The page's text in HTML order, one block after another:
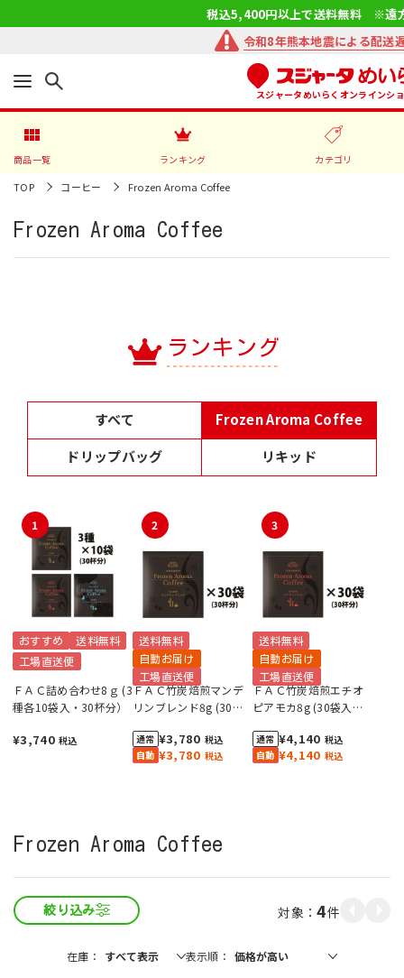
税込5,400円以上で送料無料 ※遠
令和8年熊本地震による配送
スジャータめいらくオンラインシ
商品一覧 ランキング カテゴリ
TOP コーヒー Frozen Aroma Coffee
Frozen Aroma Coffee
ランキング
すべて
Frozen Aroma Coffee
ドリップバッグ
リキッド
1
おすすめ
送料無料
工場直送便
ＦＡＣ詰め合わせ8ｇ (3
種各10袋入・30杯分）
¥3,740 税込
2
送料無料
自動お届け
工場直送便
ＦＡＣ竹炭焙煎マンデ
リンブレンド8g (30袋
¥3,780 税込
¥3,780 税込
3
送料無料
自動お届け
工場直送便
ＦＡＣ竹炭焙煎エチオ
ピアモカ8g (30袋入・
¥4,140 税込
¥4,140 税込
Frozen Aroma Coffee
絞り込み 4件
在庫 表示順